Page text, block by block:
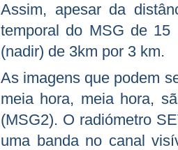
Assim, apesar da
temporal do MSG de 15
(nadir) de 3km por 3 km.
As imagens que podem
meia hora, meia hora,
(MSG2). O radiómetro
uma banda no canal